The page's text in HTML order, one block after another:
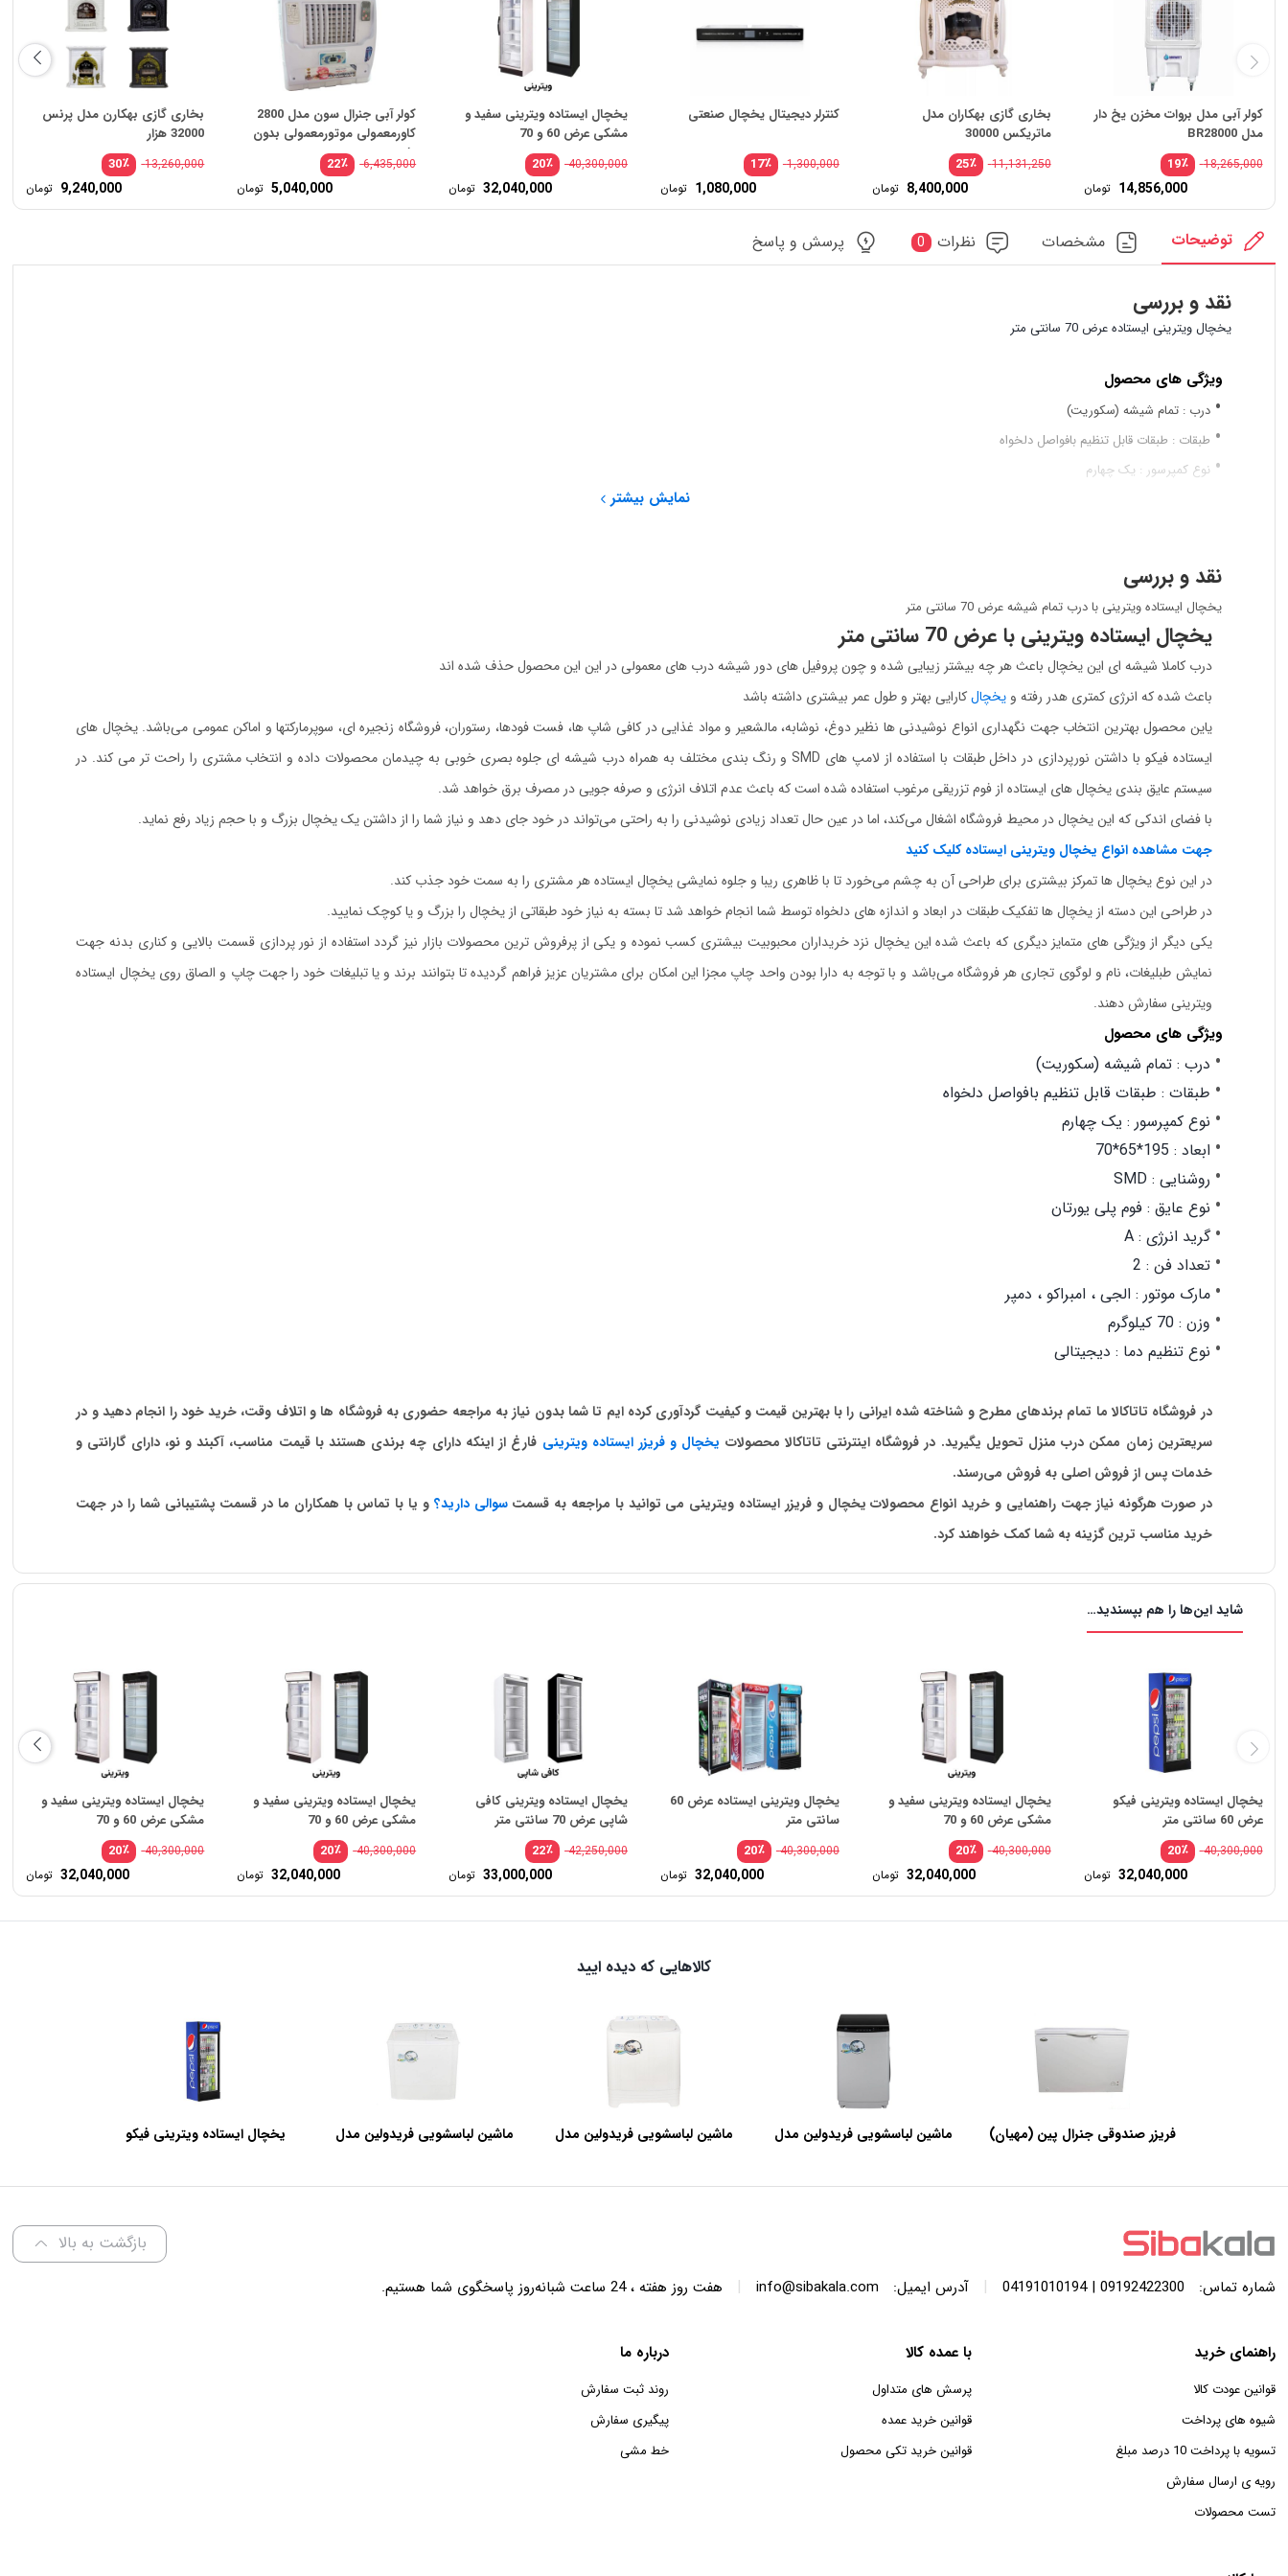
کولر آبی مدل بروات مخزن یخ دار
مدل BR28000
٪19 18,265,000
14,856,000 تومان
بخاری گازی بهکاران مدل
ماتریکس 30000
٪25 11,131,250
8,400,000 تومان
کنترلر دیجیتال یخچال صنعتی
٪17 1,300,000
1,080,000 تومان
یخچال ایستاده ویترینی سفید و
مشکی عرض 60 و 70
٪20 40,300,000
32,040,000 تومان
کولر آبی جنرال سون مدل 2800
کاورمعمولی موتورمعمولی بدون
پایه
٪22 6,435,000
اصلی:
6,435,000 تومان
5,040,000 تومان
فعلی:
بخاری گازی بهکارن مدل پرنس
32000 هزار
٪30 13,260,000
9,240,000 تومان
توضیحات مشخصات نظرات 0 پرسش و پاسخ
نقد و بررسی
یخچال ویترینی ایستاده عرض 70 سانتی متر
ویژگی های محصول
درب: تمام شیشه (سکوریت)
طبقات: طبقات قابل تنظیم بافواصل دلخواه
نوع کمپرسور : یک چهارم
گرید انرژی: A
تعداد فن
مارک موتور : الجی ، امبراکو ، دمپر
وزن : 80 کیلوگرم
نمایش بیشتر
نقد و بررسی
یخچال ایستاده ویترینی با درب تمام شیشه عرض 70 سانتی متر
یخچال ایستاده ویترینی با عرض 70 سانتی متر
درب کاملا شیشه ای این یخچال باعث هر چه بیشتر زیبایی شده و چون پروفیل های دور شیشه درب های معمولی در این این محصول حذف شده اند
باعث شده که انرژی کمتری هدر رفته ویخچالکارایی بهتر و طول عمر بیشتری داشته باشد
یاین محصول بهترین انتخاب جهت نگهداری انواع نوشیدنی ها نظیر دوغ، نوشابه، مالشعیر و مواد غذایی در کافی شاپ ها، فست فودها، رستوران، فروشگاه زنجیره ای، سوپرمارکتها و اماکن عمومی می‌باشد. یخچال های
ایستاده فیکو با داشتن نورپردازی در داخل طبقات با استفاده از لامپ های SMD و رنگ بندی مختلف به همراه درب شیشه ای جلوه بصری خوبی به چیدمان محصولات داده و انتخاب مشتری را راحت تر می کند. در
سیستم عایق بندی یخچال های ایستاده از فوم تزریقی مرغوب استفاده شده است که باعث عدم اتلاف انرژی و صرفه جویی در مصرف برق خواهد شد.
با فضای اندکی که این یخچال در محیط فروشگاه اشغال می‌کند، اما در عین حال تعداد زیادی نوشیدنی را به راحتی می‌تواند در خود جای دهد و نیاز شما را از داشتن یک یخچال بزرگ و با حجم زیاد رفع نماید.
جهت مشاهده انواع یخچال ویترینی ایستاده کلیک کنید
در این نوع یخچال ها تمرکز بیشتری برای طراحی آن به چشم می‌خورد تا با ظاهری ریبا و جلوه‌ نمایشی یخچال ایستاده هر مشتری را به سمت خود جذب کند.
در طراحی این دسته از یخچال ها تفکیک طبقات در ابعاد و اندازه های دلخواه توسط شما انجام خواهد شد تا بسته به نیاز خود طبقاتی از یخچال را بزرگ و یا کوچک نمایید.
یکی دیگر از ویژگی های متمایز دیگری که باعث شده این یخچال نزد خریداران محبوبیت بیشتری کسب نموده و یکی از پرفروش ترین محصولات بازار نیز گردد استفاده از نور پردازی قسمت بالایی و کناری بدنه جهت
نمایش طبلیغات، نام و لوگوی تجاری هر فروشگاه می‌باشد و با توجه به دارا بودن واحد چاپ مجزا این امکان برای مشتریان عزیز فراهم گردیده تا بتوانند برند و یا تبلیغات خود را جهت چاپ و الصاق روی یخچال ایستاده
ویترینی سفارش دهند.
ویژگی های محصول
درب : تمام شیشه (سکوریت)
طبقات : طبقات قابل تنظیم بافواصل دلخواه
نوع کمپرسور : یک چهارم
ابعاد : 195*65*70
روشنایی : SMD
نوع عایق : فوم پلی یورتان
گرید انرژی : A
تعداد فن : 2
مارک موتور : الجی ، امبراکو ، دمپر
وزن : 70 کیلوگرم
نوع تنظیم دما : دیجیتالی
در فروشگاه تاتاکالا ما تمام برندهای مطرح و شناخته شده ایرانی را با بهترین قیمت و کیفیت گردآوری کرده ایم تا شما بدون نیاز به مراجعه حضوری به فروشگاه ها و اتلاف وقت، خرید خود را انجام دهید و در
سریعترین زمان ممکن درب منزل تحویل یگیرید. در فروشگاه اینترنتی تاتاکالا محصولات یخچال و فریزر ایستاده ویترینی فارغ از اینکه دارای چه برندی هستند با قیمت مناسب، آکبند و نو، دارای گارانتی و
خدمات پس از فروش اصلی به فروش می‌رسند.
در صورت هرگونه نیاز جهت راهنمایی و خرید انواع محصولات یخچال و فریزر ایستاده ویترینی می توانید با مراجعه به قسمتسوالی دارید؟ و یا با تماس با همکاران ما در قسمت پشتیبانی شما را در جهت
خرید مناسب ترین گزینه به شما کمک خواهند کرد.
شاید این‌ها را هم بپسندید…
یخچال ایستاده ویترینی فیکو
عرض 60 سانتی متر
٪20 40,300,000
40,300,000 تومان
بود.
32,040,000 تومان
فعلی:
32,040,000 تومان.
یخچال ایستاده ویترینی سفید و
مشکی عرض 60 و 70
٪20 40,300,000
32,040,000 تومان
یخچال ویترینی ایستاده عرض 60
سانتی متر
٪20 40,300,000
32,040,000 تومان
یخچال ایستاده ویترینی کافی
شاپی عرض 70 سانتی متر
٪22 42,250,000
33,000,000 تومان
یخچال ایستاده ویترینی سفید و
مشکی عرض 60 و 70
٪20 40,300,000
32,040,000 تومان
یخچال ایستاده ویترینی سفید و
مشکی عرض 60 و 70
٪20 40,300,000
32,040,000 تومان
کالاهایی که دیده ایید
فریزر صندوقی جنرال پین (مهیان)
ماشین لباسشویی فریدولین مدل
ماشین لباسشویی فریدولین مدل
ماشین لباسشویی فریدولین مدل
یخچال ایستاده ویترینی فیکو
بازگشت به بالا
شماره تماس: 09192422300 | 04191010194
| آدرس ایمیل: info@sibakala.com
| هفت روز هفته ، 24 ساعت شبانه‌روز پاسخگوی شما هستیم.
راهنمای خرید
قوانین عودت کالا
شیوه های پرداخت
تسویه با پرداخت 10 درصد مبلغ
رویه ی ارسال سفارش
تست محصولات
با عمده کالا
پرسش های متداول
قوانین خرید عمده
قوانین خرید تکی محصول
درباره ما
روند ثبت سفارش
پیگیری سفارش
خط مشی